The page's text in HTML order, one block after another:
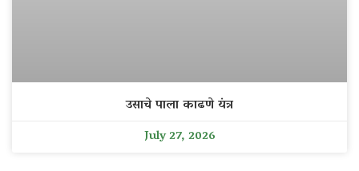
उसाचे पाला काढणे यंत्र
July 27, 2026